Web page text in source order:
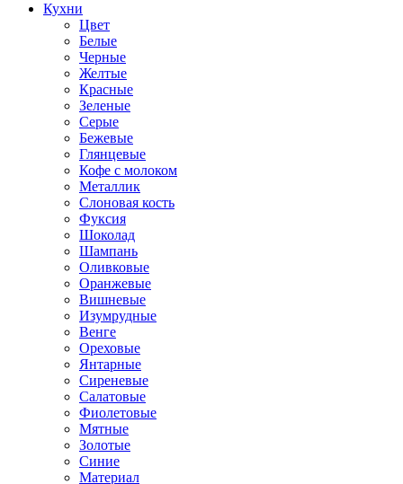
Кухни
Цвет
Белые
Черные
Желтые
Красные
Зеленые
Серые
Бежевые
Глянцевые
Кофе с молоком
Металлик
Слоновая кость
Фуксия
Шоколад
Шампань
Оливковые
Оранжевые
Вишневые
Изумрудные
Венге
Ореховые
Янтарные
Сиреневые
Салатовые
Фиолетовые
Мятные
Золотые
Синие
Материал